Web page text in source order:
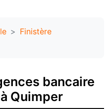
Finistère
bancaire
Quimper